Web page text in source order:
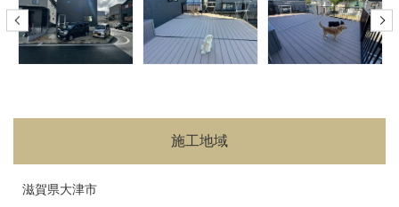
施工地域
滋賀県大津市